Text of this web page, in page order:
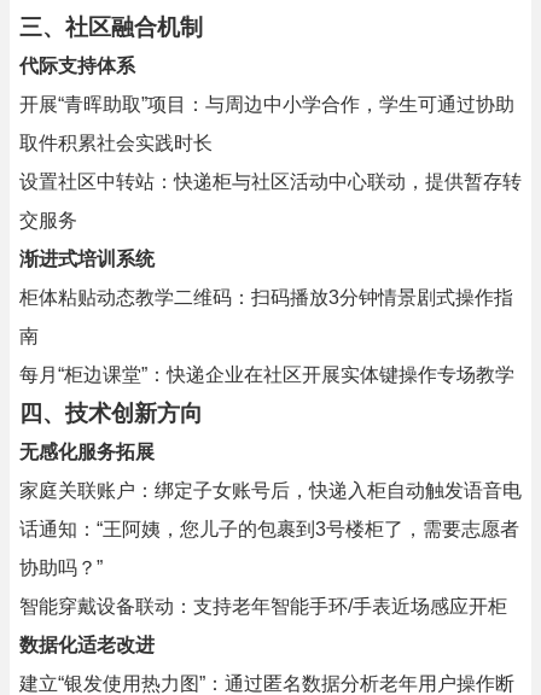
三、社区融合机制
代际支持体系
开展“青晖助取”项目：与周边中小学合作，学生可通过协助
取件积累社会实践时长
设置社区中转站：快递柜与社区活动中心联动，提供暂存转
交服务
渐进式培训系统
柜体粘贴动态教学二维码：扫码播放3分钟情景剧式操作指
南
每月“柜边课堂”：快递企业在社区开展实体键操作专场教学
四、技术创新方向
无感化服务拓展
家庭关联账户：绑定子女账号后，快递入柜自动触发语音电
话通知：“王阿姨，您儿子的包裹到3号楼柜了，需要志愿者
协助吗？”
智能穿戴设备联动：支持老年智能手环/手表近场感应开柜
数据化适老改进
建立“银发使用热力图”：通过匿名数据分析老年用户操作断